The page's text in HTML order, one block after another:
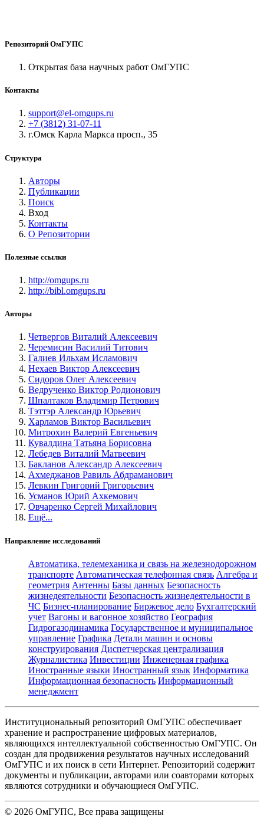
Репозиторий ОмГУПС
Открытая база научных работ ОмГУПС
Контакты
support@el-omgups.ru
+7 (3812) 31-07-11
г.Омск Карла Маркса просп., 35
Структура
Авторы
Публикации
Поиск
Вход
Контакты
О Репозитории
Полезные ссылки
http://omgups.ru
http://bibl.omgups.ru
Авторы
Четвергов Виталий Алексеевич
Черемисин Василий Титович
Галиев Ильхам Исламович
Нехаев Виктор Алексеевич
Сидоров Олег Алексеевич
Ведрученко Виктор Родионович
Шпалтаков Владимир Петрович
Тэттэр Александр Юрьевич
Харламов Виктор Васильевич
Митрохин Валерий Евгеньевич
Кувалдина Татьяна Борисовна
Лебедев Виталий Матвеевич
Бакланов Александр Алексеевич
Ахмеджанов Равиль Абдраманович
Левкин Григорий Григорьевич
Усманов Юрий Ахкемович
Овчаренко Сергей Михайлович
Ещё...
Направление исследований
Автоматика, телемеханика и связь на железнодорожном
транспорте Автоматическая телефонная связь Алгебра и
геометрия Антенны Базы данных Безопасность
жизнедеятельности Безопасность жизнедеятельности в
ЧС Бизнес-планирование Биржевое дело Бухгалтерский
учет Вагоны и вагонное хозяйство География
Гидрогазодинамика Государственное и муниципальное
управление Графика Детали машин и основы
конструирования Диспетчерская централизация
Журналистика Инвестиции Инженерная графика
Иностранные языки Иностранный язык Информатика
Информационная безопасность Информационный
менеджмент
Институциональный репозиторий ОмГУПС обеспечивает
хранение и распространение цифровых материалов,
являющихся интеллектуальной собственностью ОмГУПС. Он
создан для продвижения результатов научных исследований
ОмГУПС и их поиск в сети Интернет. Репозиторий содержит
документы и публикации, авторами или соавторами которых
являются сотрудники и обучающиеся ОмГУПС.
© 2026 ОмГУПС, Все права защищены